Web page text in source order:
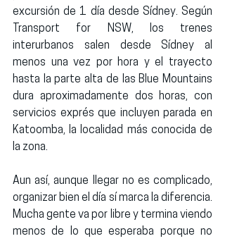
excursión de 1 día desde Sídney. Según
Transport for NSW, los trenes
interurbanos salen desde Sídney al
menos una vez por hora y el trayecto
hasta la parte alta de las Blue Mountains
dura aproximadamente dos horas, con
Katoomba, la localidad más conocida de
la zona.
Aun así, aunque llegar no es complicado,
organizar bien el día sí marca la diferencia.
Mucha gente va por libre y termina viendo
menos de lo que esperaba porque no